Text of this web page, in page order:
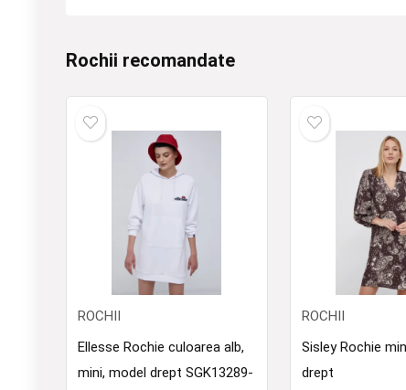
Rochii recomandate
ROCHII
Ellesse Rochie culoarea alb,
mini, model drept SGK13289-
ROCHII
Sisley Rochie
drept